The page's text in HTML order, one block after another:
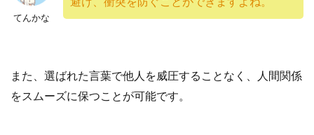
てんかな
また、選ばれた言葉で他人を威圧することなく、人間関係
をスムーズに保つことが可能です。